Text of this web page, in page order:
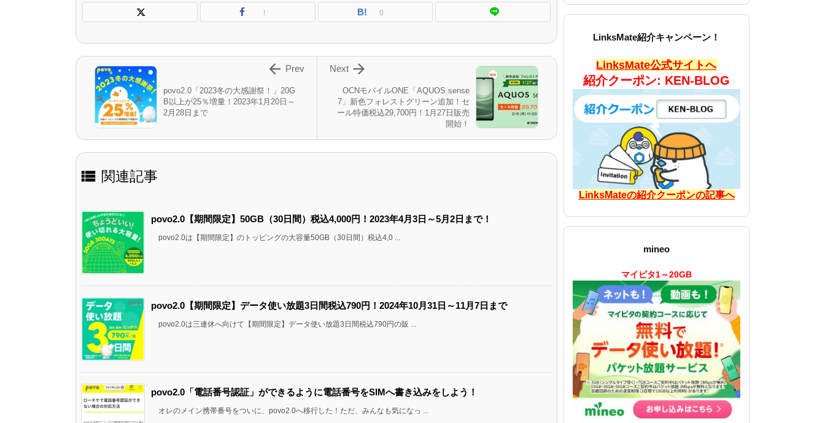
! B! 0
OCNモバイルONE「AQUOS sense
7」新色フォレストグリーン追加！セ
ール特価税込29,700円！1月27日販売
開始！

Next
povo2.0「2023冬の大感謝祭！」20G
B以上が25％増量！2023年1月20日～
2月28日まで
 Prev
 関連記事
povo2.0【期間限定】50GB（30日間）税込4,000円！2023年4月3日～5月2日まで！
povo2.0は【期間限定】のトッピングの大容量50GB（30日間）税込4,0 ...
povo2.0【期間限定】データ使い放題3日間税込790円！2024年10月31日～11月7日まで
povo2.0は三連休へ向けて【期間限定】データ使い放題3日間税込790円の販 ...
povo2.0「電話番号認証」ができるように電話番号をSIMへ書き込みをしよう！
オレのメイン携帯番号をついに、povo2.0へ移行した！ただ、みんなも気になっ ...
LinksMate紹介キャンペーン！
LinksMate公式サイトへ
紹介クーポン: KEN-BLOG
LinksMateの紹介クーポンの記事へ
mineo
マイピタ1～20GB